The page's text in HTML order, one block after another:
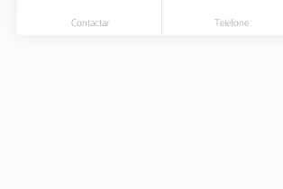
Contactar Telefone